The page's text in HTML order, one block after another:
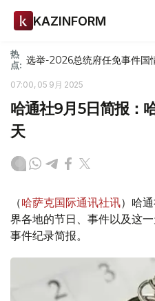
KAZINFORM
热
点: 选举-2026总统府任免事件国
07:00, 05 9月 2025
哈通社9月5日简报：
天
（哈萨克国际通讯社讯）哈
界各地的节日、事件以及这
事件纪录简报。